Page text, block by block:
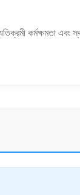
কর্মক্ষমতা